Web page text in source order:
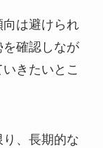
向は避けられ
確認しなが
きたいとこ
、長期的な